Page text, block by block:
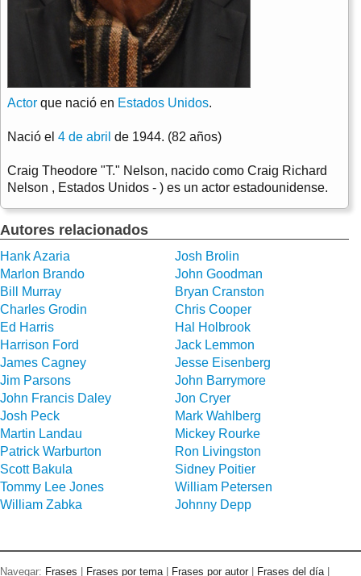
Actor que nació en Estados Unidos.
Nació el 4 de abril de 1944. (82 años)
Craig Theodore "T." Nelson, nacido como Craig Richard
Nelson , Estados Unidos - ) es un actor estadounidense.
Autores relacionados
Hank Azaria
Josh Brolin
Marlon Brando
John Goodman
Bill Murray
Bryan Cranston
Charles Grodin
Chris Cooper
Ed Harris
Hal Holbrook
Harrison Ford
Jack Lemmon
James Cagney
Jesse Eisenberg
Jim Parsons
John Barrymore
John Francis Daley
Jon Cryer
Josh Peck
Mark Wahlberg
Martin Landau
Mickey Rourke
Patrick Warburton
Ron Livingston
Scott Bakula
Sidney Poitier
Tommy Lee Jones
William Petersen
William Zabka
Johnny Depp
Navegar: Frases Frases por tema Frases por autor Frases del día